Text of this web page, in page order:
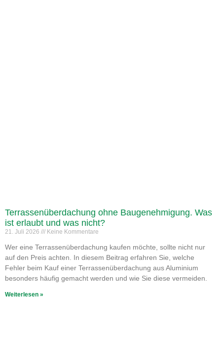
Terrassenüberdachung ohne Baugenehmigung. Was
ist erlaubt und was nicht?
21. Juli 2026 Keine Kommentare
Wer eine Terrassenüberdachung kaufen möchte, sollte nicht nur
auf den Preis achten. In diesem Beitrag erfahren Sie, welche
Fehler beim Kauf einer Terrassenüberdachung aus Aluminium
besonders häufig gemacht werden und wie Sie diese vermeiden.
Weiterlesen »